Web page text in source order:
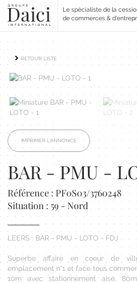
Le spécialiste de la
de commerces &
RETOUR LISTE
IMPRIMER L'ANNONCE
BAR - PMU -
Référence : PF0S03/3760248
Situation : 59 - Nord
LEERS : BAR - PMU - LOTO - FDJ
Superbe affaire en coeur de
emplacement n°1 et face tous
10m avec stationnement aisé,